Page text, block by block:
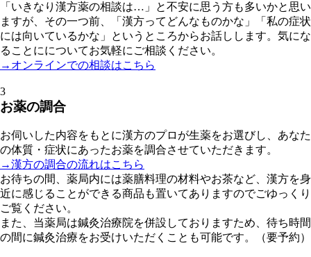
「いきなり漢方薬の相談は…」と不安に思う方も多いかと思い
ますが、その一つ前、「漢方ってどんなものかな」「私の症状
には向いているかな」というところからお話しします。気にな
ることにについてお気軽にご相談ください。
→オンラインでの相談はこちら
3
お薬の調合
お伺いした内容をもとに漢方のプロが生薬をお選びし、あなた
の体質・症状にあったお薬を調合させていただきます。
→漢方の調合の流れはこちら
お待ちの間、薬局内には薬膳料理の材料やお茶など、漢方を身
近に感じることができる商品も置いてありますのでごゆっくり
ご覧ください。
また、当薬局は鍼灸治療院を併設しておりますため、待ち時間
の間に鍼灸治療をお受けいただくことも可能です。（要予約）